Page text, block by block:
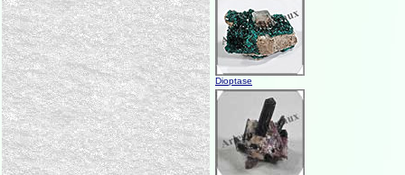
Dioptase